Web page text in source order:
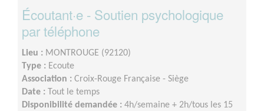
Écoutant·e - Soutien psychologique
par téléphone
Lieu : MONTROUGE (92120)
Type : Ecoute
Association : Croix-Rouge Française - Siège
Date : Tout le temps
Disponibilité demandée : 4h/semaine + 2h/tous les 15